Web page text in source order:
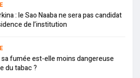
: le Sao Naaba ne sera pas candidat
de l’institution
sa fumée est-elle moins dangereuse
du tabac ?